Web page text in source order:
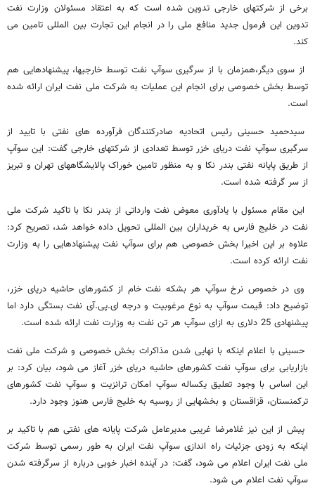
برخی از شرکتهای خارجی تدوین شده است که به اعتقاد مسئولان وزارت نفت
تدوین این فرمول جدید منافع ملی را در انجام این تجارت بین المللی تامین می
کند.
از سوی دیگر،همزمان با از سرگیری سوآپ نفت توسط خارجیها، پیشنهادهایی هم
توسط بخش خصوصی برای انجام این عملیات به شرکت ملی نفت ایران ارائه شده
است.
سیدحمید حسینی رئیس اتحادیه صادرکنندگان فرآورده های نفتی با تایید از
سرگیری سوآپ نفت دریای خزر توسط تعدادی از شرکتهای خارجی گفت: این سوآپ
از طریق پایانه نفتی بندر نکا و به منظور تامین خوراک پالایشگاههای تهران و تبریز
از سر گرفته شده است.
این مقام مسئول با یادآوری معوض نفت وارداتی از بندر نکا با تاکید شرکت ملی
نفت در خلیج فارس به خریداران بین المللی تحویل داده خواهد شد، تصریح کرد:
علاوه بر این اخیرا بخش خصوصی هم برای سوآپ نفت پیشنهادهایی را به وزارت
نفت ارائه کرده است.
وی در خصوص نرخ سوآپ هر بشکه نفت خام از کشورهای حاشیه دریای خزر،
توضیح داد: قیمت سوآپ به نوع مرغوبیت و درجه ای.پی.آی نفت بستگی دارد اما
پیشنهادی 25 دلاری به ازای سوآپ هر تن نفت به وزارت نفت ارائه شده است.
حسینی با اعلام اینکه با نهایی شدن مذاکرات بخش خصوصی و شرکت ملی نفت
بازاریابی برای سوآپ نفت کشورهای حاشیه دریای خزر آغاز می شود، بیان کرد: بر
این اساس با وجود تعلیق یکساله سوآپ امکان ترانزیت و سوآپ نفت کشورهای
ترکمنستان، قزاقستان و بخشهایی از روسیه به خلیج فارس هنوز وجود دارد.
پیش از این نیز غلامرضا غریبی مدیرعامل شرکت پایانه های نفتی هم با تاکید بر
اینکه به زودی جزئیات راه اندازی سوآپ نفت ایران به طور رسمی توسط شرکت
ملی نفت ایران اعلام می شود، گفت: در آینده اخبار خوبی درباره از سرگرفته شدن
سوآپ نفت اعلام می شود.